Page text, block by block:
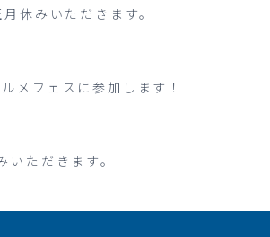
みいただきます。
メフェスに参加します！
ただきます。